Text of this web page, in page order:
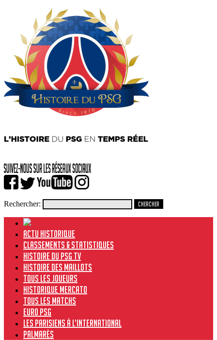
Rechercher:
Actu historique
Classements & Statistiques
Histoire du PSG TV
Histoire des maillots
Tous les joueurs
Historique Mercato
Tous les matchs
Euro PSG
Les Parisiens à l’international
Palmarès